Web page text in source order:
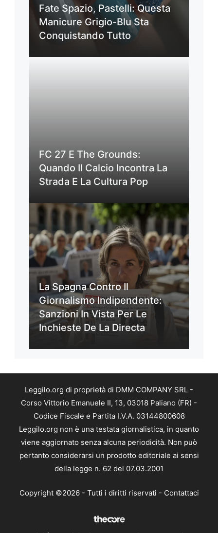
Fate Spazio, Pastelli: Questa
Manicure Grigio-Blu Sta
Conquistando Tutto
FC 27 E The Grounds:
Quando Il Calcio Incontra La
Strada E La Cultura Pop
La Spagna Contro Il
Giornalismo Indipendente:
Sanzioni In Vista Per Le
Inchieste De La Directa
Leggilo.org di proprietà di DMM COMPANY SRL -
Corso Vittorio Emanuele II, 13, 03018 Paliano (FR) -
Codice Fiscale e Partita I.V.A. 03144800608
Leggilo.org non è una testata giornalistica, in quanto
viene aggiornato senza alcuna periodicità. Non può
pertanto considerarsi un prodotto editoriale ai sensi
della legge n. 62 del 07.03.2001
Copyright ©2026 - Tutti i diritti riservati - Contattaci